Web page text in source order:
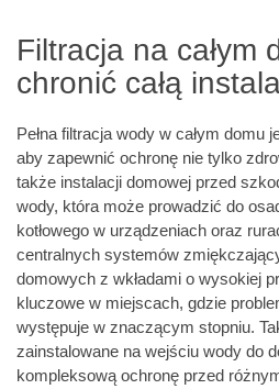
Filtracja na całym
chronić całą
Pełna filtracja wody w całym domu
aby zapewnić ochronę nie tylko
także instalacji domowej przed
wody, która może prowadzić do
kotłowego w urządzeniach oraz
centralnych systemów
domowych z wkładami o wysokiej
kluczowe w miejscach, gdzie
występuje w znaczącym stopniu.
zainstalowane na wejściu wody do
kompleksową ochronę przed